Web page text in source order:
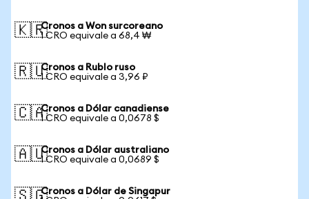
🇰🇷Cronos a Won surcoreano
1 CRO equivale a 68,4 ₩
🇷🇺Cronos a Rublo ruso
1 CRO equivale a 3,96 ₽
🇨🇦Cronos a Dólar canadiense
1 CRO equivale a 0,0678 $
🇦🇺Cronos a Dólar australiano
1 CRO equivale a 0,0689 $
Cronos a Dólar de Singapur